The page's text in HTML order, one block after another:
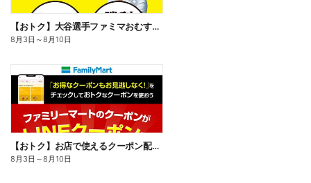
【おトク】大谷選手ファミマおむすび割
8月3日 ～8月10日
【おトク】お店で使えるクーポン配信中
8月3日 ～8月10日